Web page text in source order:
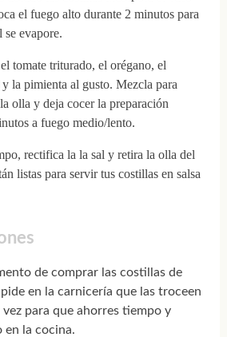
el fuego alto durante 2 minutos para
se evapore.
tomate triturado, el orégano, el
la pimienta al gusto. Mezcla para
olla y deja cocer la preparación
a fuego medio/lento.
rectifica la la sal y retira la olla del
listas para servir tus costillas en salsa
de comprar las costillas de
en la carnicería que las troceen
vez para que ahorres tiempo y
en la cocina.